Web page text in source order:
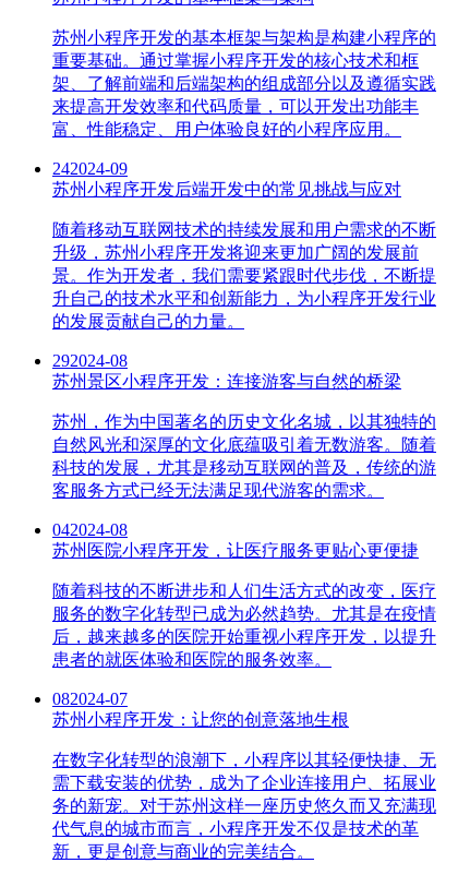
苏州小程序开发的基本框架与架构是构建小程序的
重要基础。通过掌握小程序开发的核心技术和框
架、了解前端和后端架构的组成部分以及遵循实践
来提高开发效率和代码质量，可以开发出功能丰
富、性能稳定、用户体验良好的小程序应用。
242024-09
苏州小程序开发后端开发中的常见挑战与应对
随着移动互联网技术的持续发展和用户需求的不断
升级，苏州小程序开发将迎来更加广阔的发展前
景。作为开发者，我们需要紧跟时代步伐，不断提
升自己的技术水平和创新能力，为小程序开发行业
的发展贡献自己的力量。
292024-08
苏州景区小程序开发：连接游客与自然的桥梁
苏州，作为中国著名的历史文化名城，以其独特的
自然风光和深厚的文化底蕴吸引着无数游客。随着
科技的发展，尤其是移动互联网的普及，传统的游
客服务方式已经无法满足现代游客的需求。
042024-08
苏州医院小程序开发，让医疗服务更贴心更便捷
随着科技的不断进步和人们生活方式的改变，医疗
服务的数字化转型已成为必然趋势。尤其是在疫情
后，越来越多的医院开始重视小程序开发，以提升
患者的就医体验和医院的服务效率。
082024-07
苏州小程序开发：让您的创意落地生根
在数字化转型的浪潮下，小程序以其轻便快捷、无
需下载安装的优势，成为了企业连接用户、拓展业
务的新宠。对于苏州这样一座历史悠久而又充满现
代气息的城市而言，小程序开发不仅是技术的革
新，更是创意与商业的完美结合。